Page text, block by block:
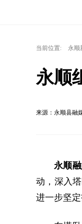
当前位置: 永顺
永顺
来源：永顺县融
永顺
动，深入
进一步坚